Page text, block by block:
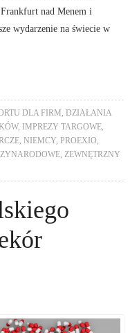
nad Menem i
wydarzenie na świecie w
DLA FIRM ,DZIAŁANIA
, IMPREZY TARGOWE
,NIEMCY ,PROEXIO
ZEWNĘTRZNY